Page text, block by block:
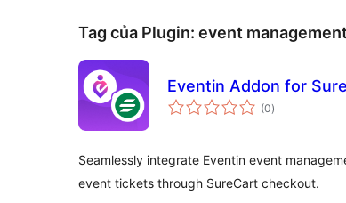
Tag của Plugin: event management
Eventin Addon for
(0tổng
đánh
)
Seamlessly integrate Eventin event
event tickets through SureCart checkout.